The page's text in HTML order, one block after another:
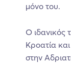
μόνο του.
Ο ιδανικός
Κροατία
στην